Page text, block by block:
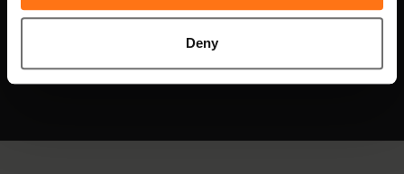
Deny
Stöd återkommande utvärderingscykler med
återanvändbara mallar och scheman.